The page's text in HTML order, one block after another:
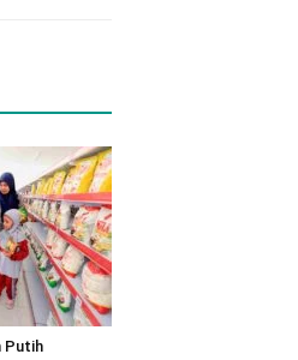
Putih